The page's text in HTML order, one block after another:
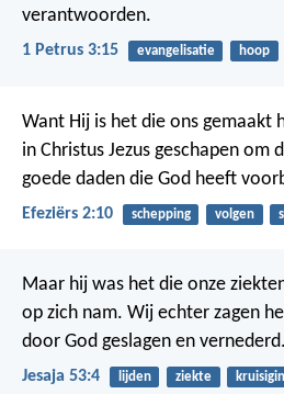
verantwoorden.
1 Petrus 3:15 evangelisatie hoop
Want Hij is het die ons
in Christus Jezus geschapen om
goede daden die God heeft
Efeziërs 2:10 schepping volgen
Maar hij was het die onze
op zich nam. Wij echter zagen
door God geslagen en vernederd.
Jesaja 53:4 lijden ziekte